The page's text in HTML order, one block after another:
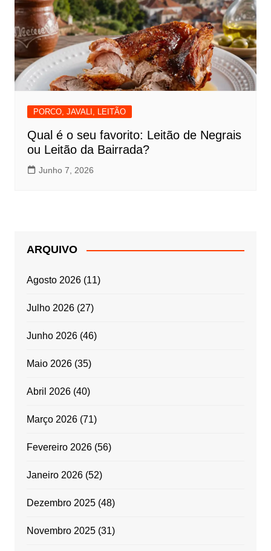
PORCO, JAVALI, LEITÃO
Qual é o seu favorito: Leitão de Negrais
ou Leitão da Bairrada?
Junho 7, 2026
ARQUIVO
Agosto 2026(11)
Julho 2026(27)
Junho 2026(46)
Maio 2026(35)
Abril 2026(40)
Março 2026(71)
Fevereiro 2026(56)
Janeiro 2026(52)
Dezembro 2025(48)
Novembro 2025(31)